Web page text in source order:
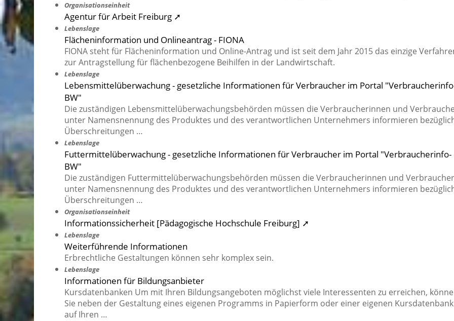
Organisationseinheit
Agentur für Arbeit Freiburg ➚
Lebenslage
Flächeninformation und Onlineantrag - FIONA
FIONA steht für Flächeninformation und Online-Antrag und ist seit dem Jahr 2015 das einzige
zur Antragstellung für flächenbezogene Beihilfen in der Landwirtschaft.
Lebenslage
Lebensmittelüberwachung - gesetzliche Informationen für Verbraucher im Portal
BW"
Die zuständigen Lebensmittelüberwachungsbehörden müssen die Verbraucherinnen und
unter Namensnennung des Produktes und des verantwortlichen Unternehmers informieren
Überschreitungen …
Lebenslage
Futtermittelüberwachung - gesetzliche Informationen für Verbraucher im Portal "Verbraucherinfo-
BW"
Die zuständigen Futtermittelüberwachungsbehörden müssen die Verbraucherinnen und Verbraucher
unter Namensnennung des Produktes und des verantwortlichen Unternehmers informieren
Überschreitungen …
Organisationseinheit
Informationssicherheit [Pädagogische Hochschule Freiburg] ➚
Lebenslage
Weiterführende Informationen
Erbrechtliche Gestaltungen können sehr komplex sein.
Lebenslage
Informationen für Bildungsanbieter
Kursdatenbanken Um mit Ihren Bildungsangeboten möglichst viele Interessenten zu erreichen,
Sie neben der Gestaltung eines eigenen Programms in Papierform oder einer eigenen Kursdatenbank
auf Ihren …